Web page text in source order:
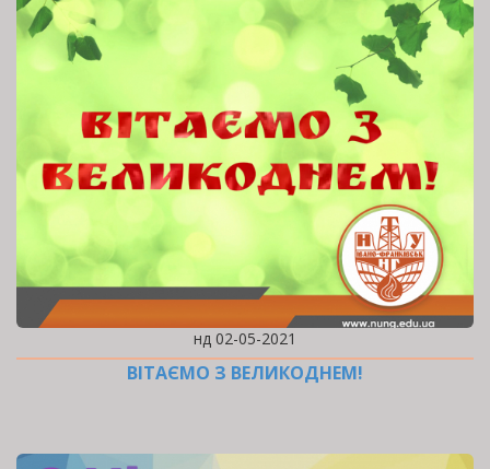
нд 02-05-2021
ВІТАЄМО З ВЕЛИКОДНЕМ!